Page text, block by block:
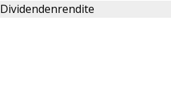
Dividendenrendite